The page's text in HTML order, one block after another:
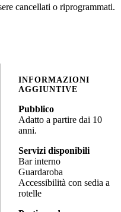
cancellati o riprogrammati.
INFORMAZIONI
AGGIUNTIVE
Pubblico
Adatto a partire dai 10
anni.
Servizi disponibili
Bar interno
Guardaroba
Accessibilità con sedia a
rotelle